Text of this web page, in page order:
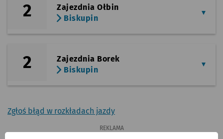
2
Zajezdnia Ołbin
Biskupin
2
Zajezdnia Borek
Biskupin
Zgłoś błąd w rozkładach jazdy
REKLAMA